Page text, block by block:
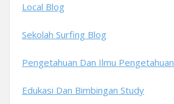
Local Blog
Sekolah Surfing Blog
Pengetahuan Dan Ilmu Pengetahuan
Edukasi Dan Bimbingan Study